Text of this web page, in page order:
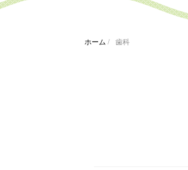
ホーム / 歯科